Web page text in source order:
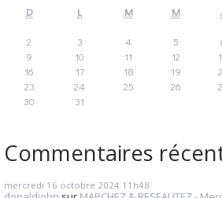
D L M M
2
3 4 5
9
10 11 12
16
17 18 19
23
24 25 26
30
31
Commentaires
mercredi 16 octobre 2024 11h48